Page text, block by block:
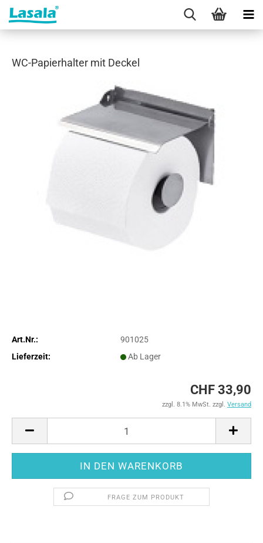
WC-Papierhalter mit Deckel
Art.Nr.:
901025
Lieferzeit:
Ab Lager
CHF 33,90
zzgl. 8.1% MwSt. zzgl. Versand
FRAGE ZUM PRODUKT